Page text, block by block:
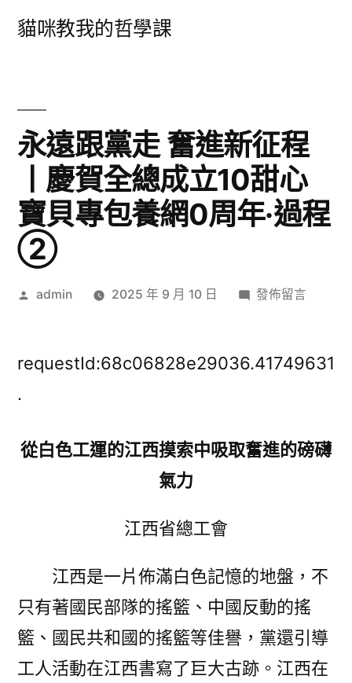
貓咪教我的哲學課
永遠跟黨走 奮進新征程
丨慶賀全總成立10甜心
寶貝專包養網0周年·過程
②
作
admin 2025 年 9 月 10 日
在
跟
進
賀
全
成
立
發佈留言
requestId:68c06828e29036.41749631
.
從白色工運的江西摸索中吸取奮進的磅礴
氣力
江西省總工會
江西是一片佈滿白色記憶的地盤，不
只有著國民部隊的搖籃、中國反動的搖
籃、國民共和國的搖籃等佳譽，黨還引導
工人活動在江西書寫了巨大古跡。江西在